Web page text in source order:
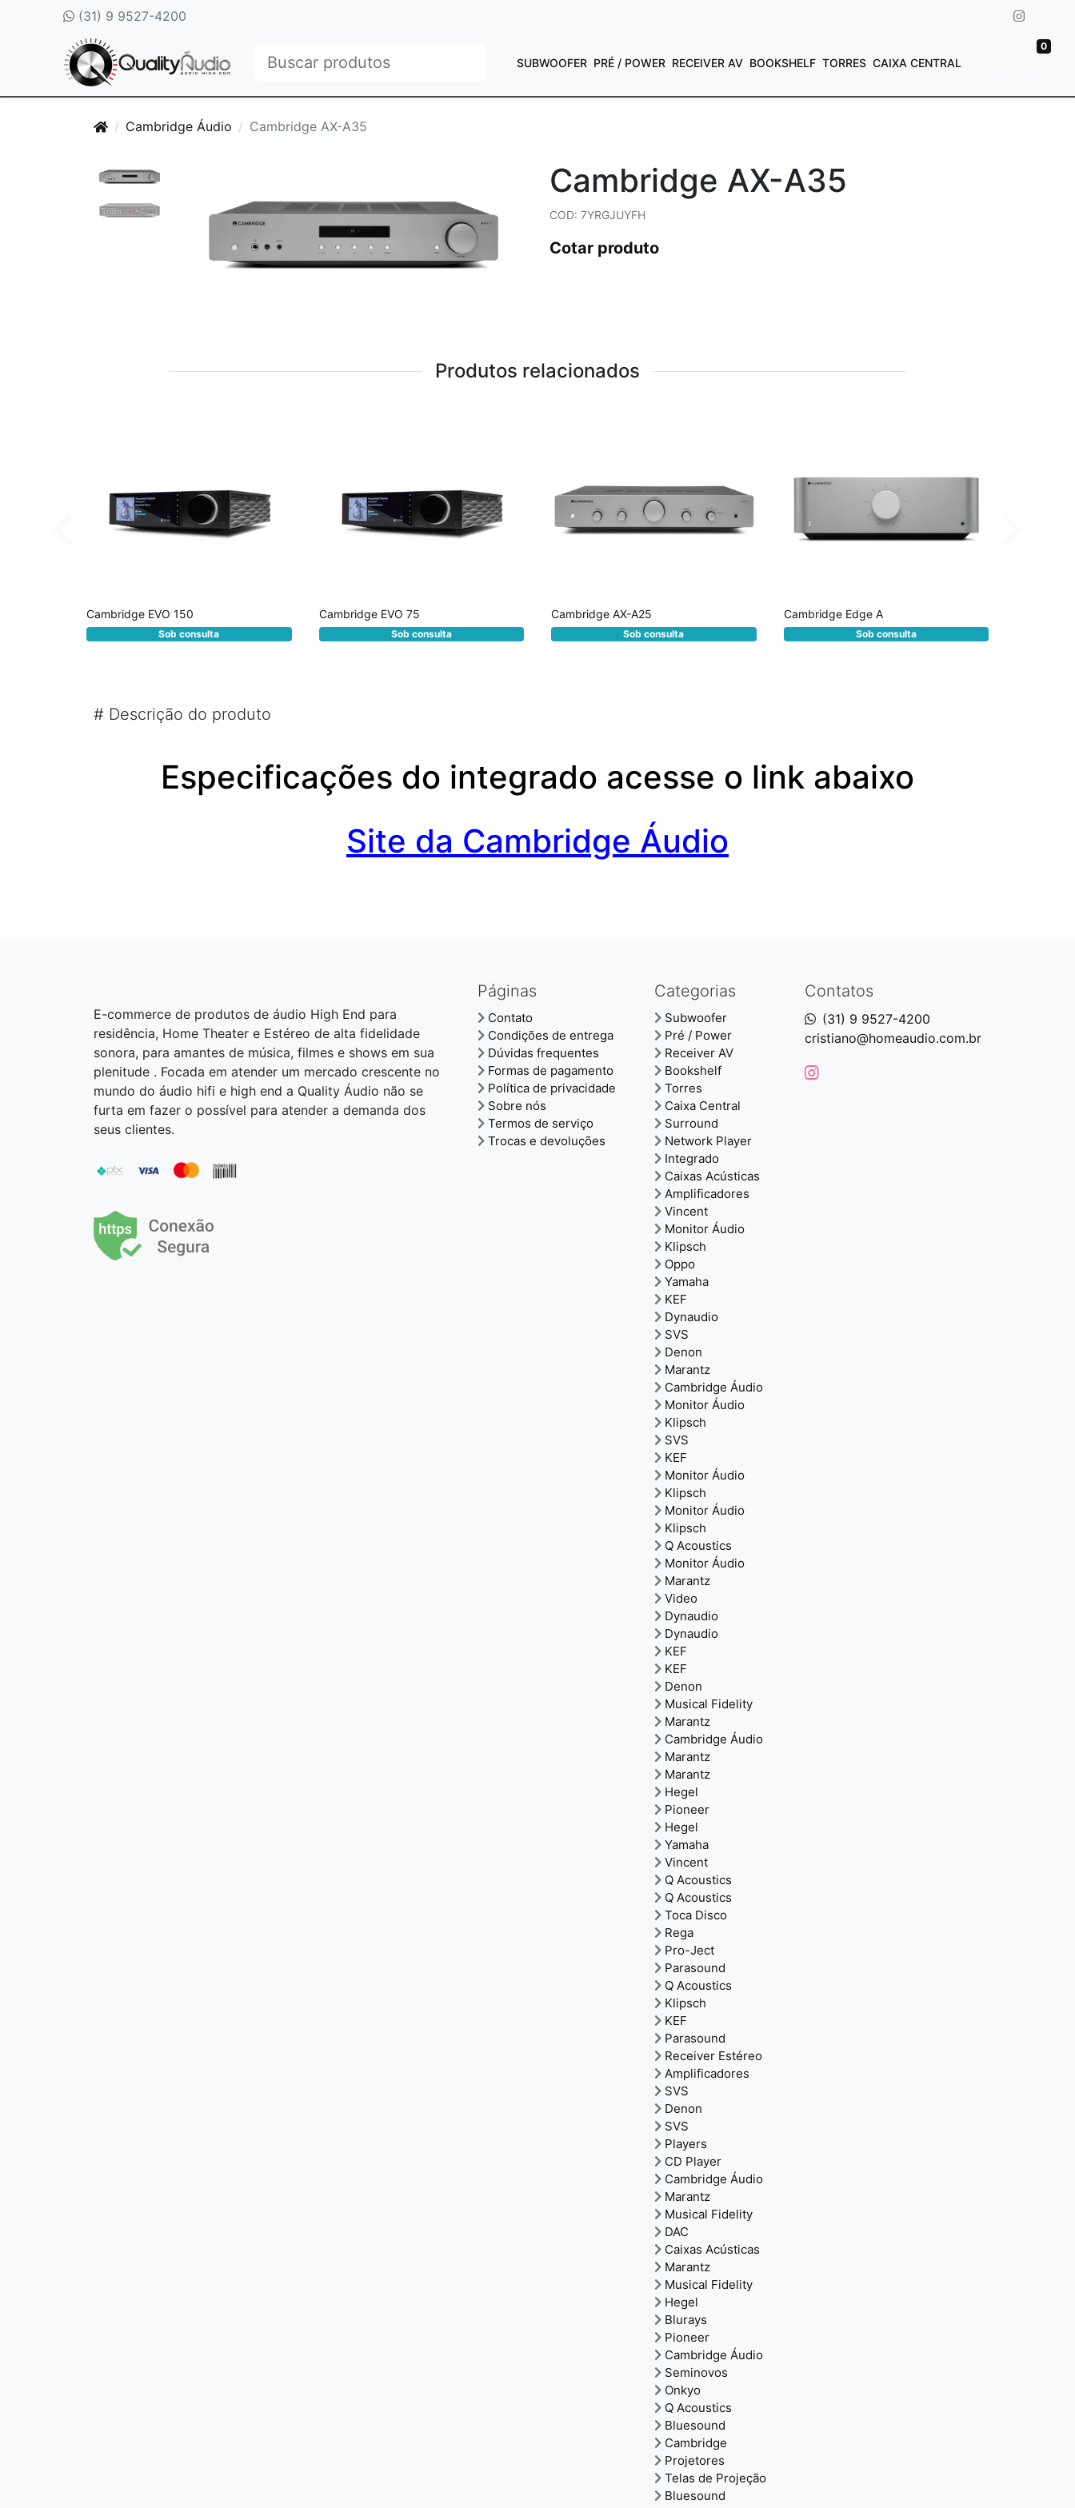
(31) 9 9527-4200
0
SUBWOOFER PRÉ / POWER RECEIVER AV BOOKSHELF TORRES CAIXA CENTRAL
Cambridge Áudio Cambridge AX-A35
Cambridge AX-A35
COD: 7YRGJUYFH
Cotar produto
Produtos relacionados
Cambridge EVO 150
Sob consulta
Cambridge EVO 75
Sob consulta
Cambridge AX-A25
Sob consulta
Cambridge Edge A
Sob consulta
# Descrição do produto
Especificações do integrado acesse o link abaixo
Site da Cambridge Áudio
Contatos
(31) 9 9527-4200
cristiano@homeaudio.com.br
Páginas
Contato
Condições de entrega
Dúvidas frequentes
Formas de pagamento
Política de privacidade
Sobre nós
Termos de serviço
Trocas e devoluções
Categorias
Subwoofer
Pré / Power
Receiver AV
Bookshelf
Torres
Caixa Central
Surround
Network Player
Integrado
Caixas Acústicas
Amplificadores
Vincent
Monitor Áudio
Klipsch
Oppo
Yamaha
KEF
Dynaudio
SVS
Denon
Marantz
Cambridge Áudio
Monitor Áudio
Klipsch
SVS
KEF
Monitor Áudio
Klipsch
Monitor Áudio
Klipsch
Q Acoustics
Monitor Áudio
Marantz
Video
Dynaudio
Dynaudio
KEF
KEF
Denon
Musical Fidelity
Marantz
Cambridge Áudio
Marantz
Marantz
Hegel
Pioneer
Hegel
Yamaha
Vincent
Q Acoustics
Q Acoustics
Toca Disco
Rega
Pro-Ject
Parasound
Q Acoustics
Klipsch
KEF
Parasound
Receiver Estéreo
Amplificadores
SVS
Denon
SVS
Players
CD Player
Cambridge Áudio
Marantz
Musical Fidelity
DAC
Caixas Acústicas
Marantz
Musical Fidelity
Hegel
Blurays
Pioneer
Cambridge Áudio
Seminovos
Onkyo
Q Acoustics
Bluesound
Cambridge
Projetores
Telas de Projeção
Bluesound
E-commerce de produtos de áudio High End para
residência, Home Theater e Estéreo de alta fidelidade
sonora, para amantes de música, filmes e shows em sua
plenitude . Focada em atender um mercado crescente no
mundo do áudio hifi e high end a Quality Áudio não se
furta em fazer o possível para atender a demanda dos
seus clientes.